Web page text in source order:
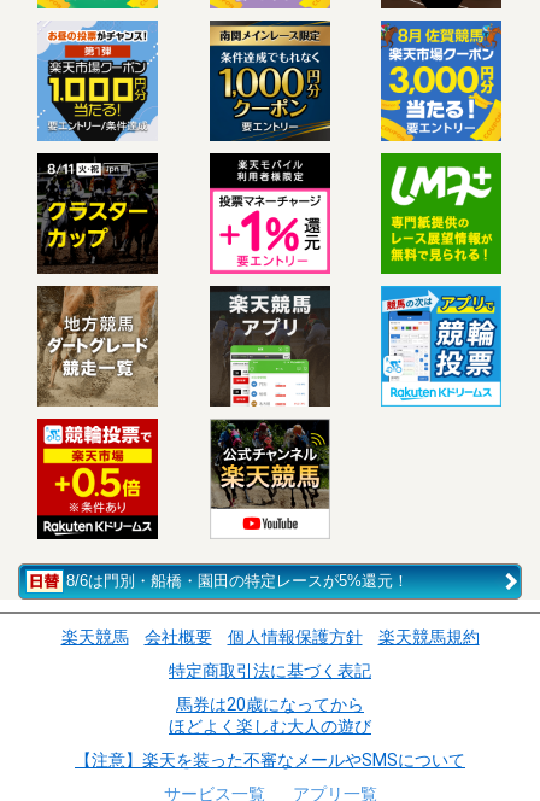
8/6は門別・船橋・園田の特定レースが5%還元！
楽天競馬 会社概要 個人情報保護方針
楽天競馬規約
特定商取引法に基づく表記
馬券は20歳になってから
ほどよく楽しむ大人の遊び
【注意】楽天を装った不審なメールやSMSについて
サービス一覧
アプリ一覧